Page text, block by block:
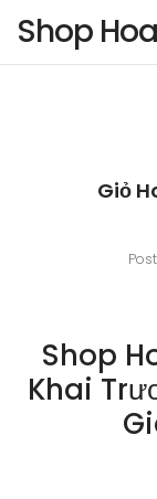
Shop
Giỏ
Shop
Khai